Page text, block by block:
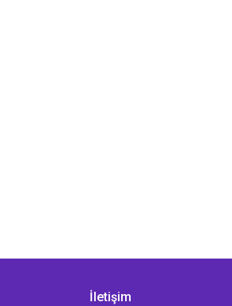
İletişim